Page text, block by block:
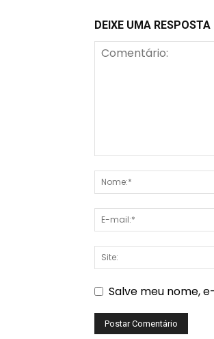
DEIXE UMA RESPOSTA
Salve meu nome,